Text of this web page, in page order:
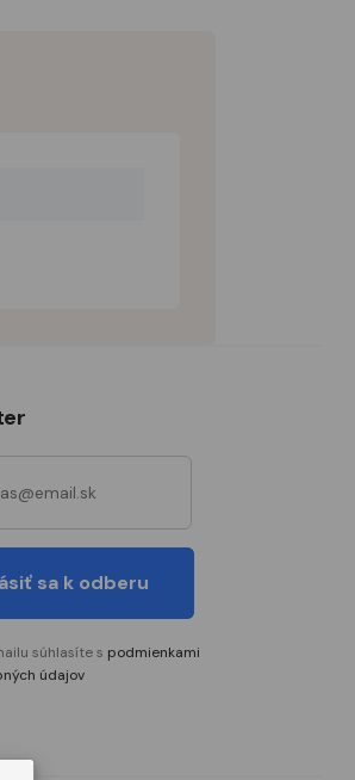
sa k odberu
súhlasíte s podmienkami
údajov